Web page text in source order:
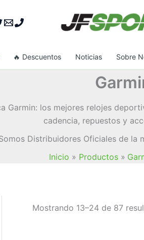
🔥 Descuentos Noticias Sobre
los mejores relojes
cadencia, repuestos y
Distribuidores Oficiales de la
Inicio
Productos
Mostrando 13–24 de 87